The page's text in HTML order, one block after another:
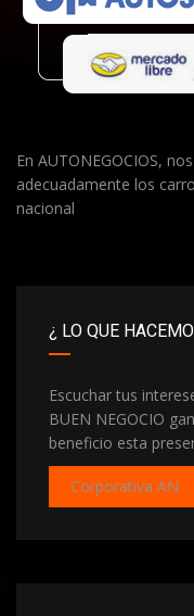
En AUTONEGOCIOS,
adecuadamente los
nacional
¿ LO QUE
Escuchar tus
BUEN NEGOCIO
beneficio esta
Corporativa AN